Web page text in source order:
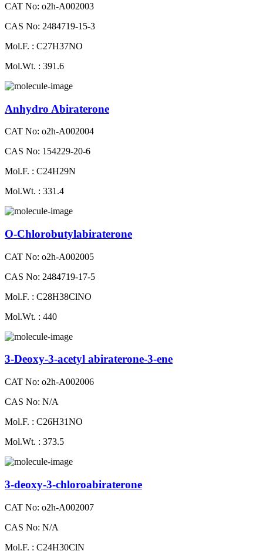
CAT No: o2h-A002003
CAS No: 2484719-15-3
Mol.F. : C27H37NO
Mol.Wt. : 391.6
Anhydro Abiraterone
CAT No: o2h-A002004
CAS No: 154229-20-6
Mol.F. : C24H29N
Mol.Wt. : 331.4
O-Chlorobutylabiraterone
CAT No: o2h-A002005
CAS No: 2484719-17-5
Mol.F. : C28H38ClNO
Mol.Wt. : 440
3-Deoxy-3-acetyl abiraterone-3-ene
CAT No: o2h-A002006
CAS No: N/A
Mol.F. : C26H31NO
Mol.Wt. : 373.5
3-deoxy-3-chloroabiraterone
CAT No: o2h-A002007
CAS No: N/A
Mol.F. : C24H30ClN